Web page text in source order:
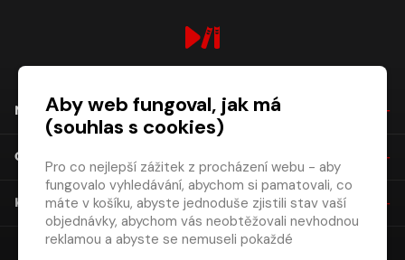
NÁKUP
O SPOLEČNOSTI
KONTAKT
Aby web fungoval, jak má
(souhlas s cookies)
Pro co nejlepší zážitek z procházení webu - aby
fungovalo vyhledávání, abychom si pamatovali, co
máte v košíku, abyste jednoduše zjistili stav vaší
objednávky, abychom vás neobtěžovali nevhodnou
reklamou a abyste se nemuseli pokaždé